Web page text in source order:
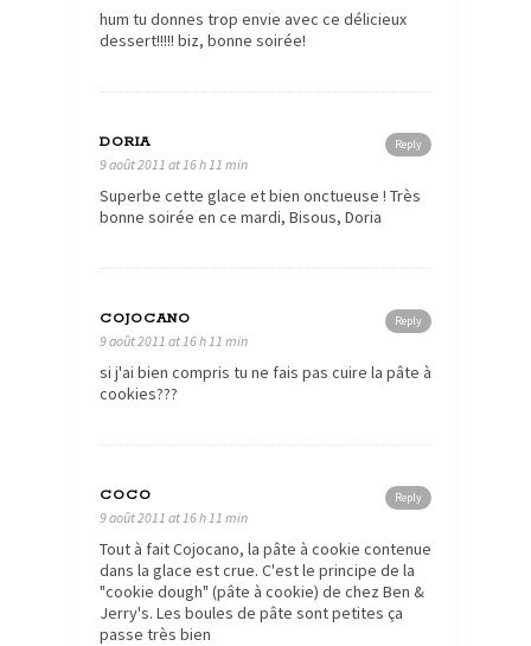
hum tu donnes trop envie avec ce délicieux
dessert!!!!! biz, bonne soirée!
Reply
DORIA
9 août 2011 at 16 h 11 min
Superbe cette glace et bien onctueuse ! Très
bonne soirée en ce mardi, Bisous, Doria
Reply
COJOCANO
9 août 2011 at 16 h 11 min
si j'ai bien compris tu ne fais pas cuire la pâte à
cookies???
Reply
COCO
9 août 2011 at 16 h 11 min
Tout à fait Cojocano, la pâte à cookie contenue
dans la glace est crue. C'est le principe de la
"cookie dough" (pâte à cookie) de chez Ben &
Jerry's. Les boules de pâte sont petites ça
passe très bien